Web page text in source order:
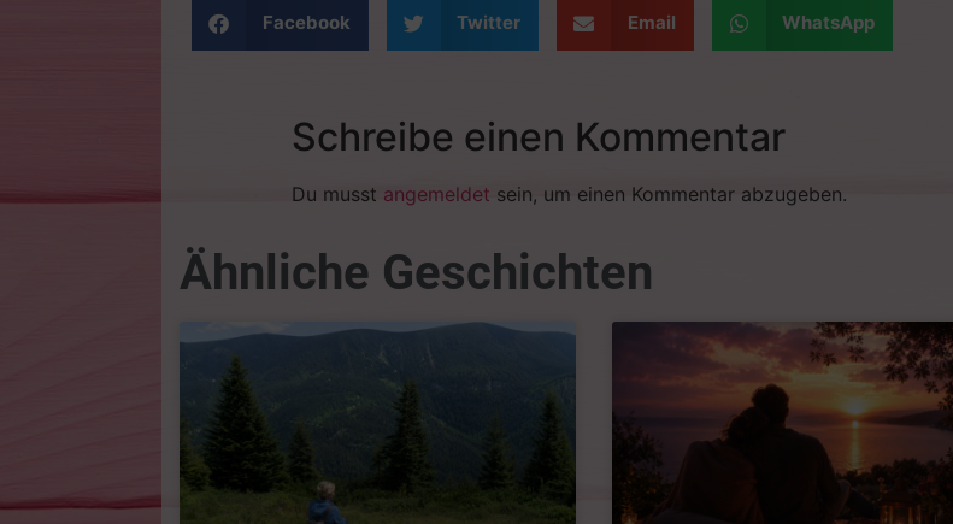
Facebook Twitter Email WhatsApp
Schreibe einen Kommentar
Du musst angemeldet sein, um einen Kommentar abzugeben.
Ähnliche Geschichten